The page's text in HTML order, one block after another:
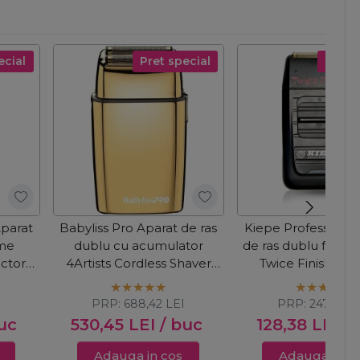
Pret special
Babyliss Pro Aparat de ras
dublu cu acumulator
4Artists Cordless Shaver
Gold FXFS2GE
530,45 LEI / buc
PRP: 688,42 LEI
Adauga in cos
Kiepe
de ras dublu fara
Twice Finish
128,38 LEI
PRP: 247,08
Adauga in